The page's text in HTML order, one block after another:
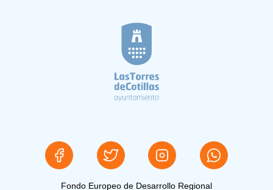
Fondo Europeo de Desarrollo Regional